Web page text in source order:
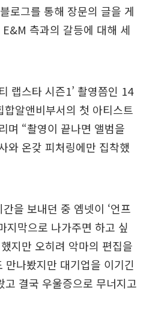
로그를 통해 장문의 글을 게
측과의 갈등에 대해 세
랩스타 시즌1’ 촬영쯤인 14
알앤비부서의 첫 아티스트
며 “촬영이 끝나면 앨범을
와 온갖 피처링에만 집착했
을 보내던 중 엠넷이 ‘언프
지막으로 나가주면 하고 싶
지만 오히려 악마의 편집을
만나봤지만 대기업을 이기긴
결국 우울증으로 무너지고